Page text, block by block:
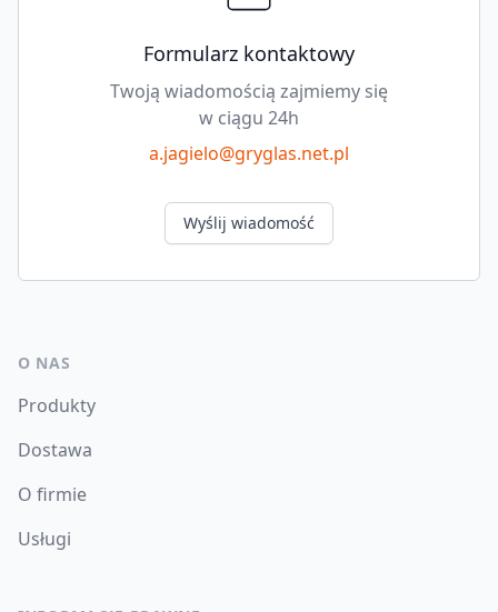
Formularz kontaktowy
Twoją wiadomością zajmiemy się
w ciągu 24h
a.jagielo@gryglas.net.pl
Wyślij wiadomość
O NAS
Produkty
Dostawa
O firmie
Usługi